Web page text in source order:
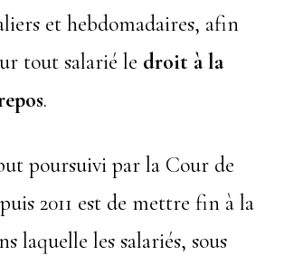
et hebdomadaires, afin
tout salarié le droit à la
.
poursuivi par la Cour de
2011 est de mettre fin à la
laquelle les salariés, sous